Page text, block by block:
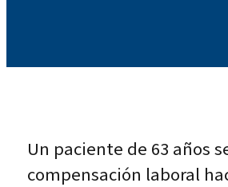
Un paciente de 63 años
compensación laboral